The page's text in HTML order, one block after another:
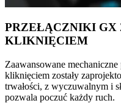
PRZEŁĄCZNIKI GX
KLIKNIĘCIEM
Zaawansowane
kliknięciem zostały
trwałości, z wyczuwalnym i
pozwala poczuć każdy ruch.